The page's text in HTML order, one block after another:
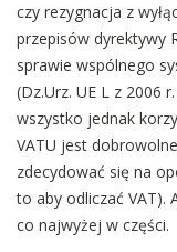
czy rezygnacja z
przepisów dyrektywy
sprawie wspólnego
(Dz.Urz. UE L z 2006
wszystko jednak
VATU jest
zdecydować się na
to aby odliczać VAT).
co najwyżej w części.